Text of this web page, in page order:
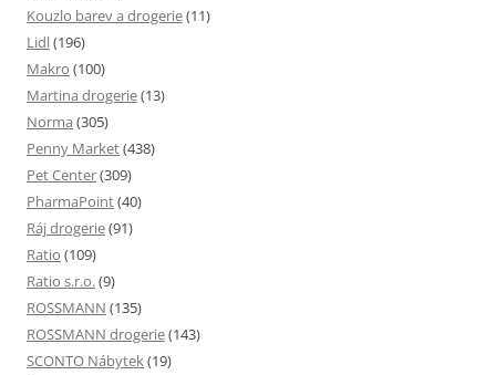
Kouzlo barev a drogerie(11)
Lidl(196)
Makro (100)
Martina drogerie(13)
Norma (305)
Penny Market(438)
Pet Center(309)
PharmaPoint(40)
Ráj drogerie(91)
Ratio (109)
Ratio s.r.o.(9)
ROSSMANN (135)
ROSSMANN drogerie(143)
SCONTO Nábytek(19)